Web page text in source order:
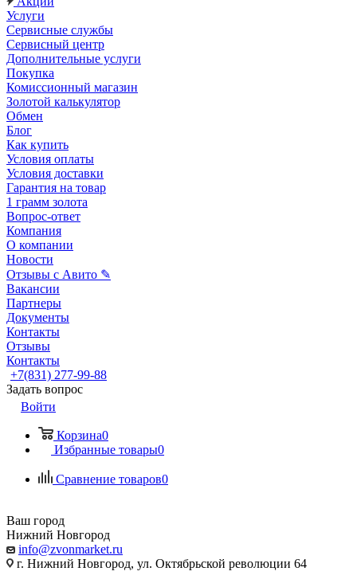
Услуги
Сервисные службы
Сервисный центр
Дополнительные услуги
Покупка
Комиссионный магазин
Золотой калькулятор
Обмен
Блог
Как купить
Условия оплаты
Условия доставки
Гарантия на товар
1 грамм золота
Вопрос-ответ
Компания
О компании
Новости
Отзывы с Авито ✎
Вакансии
Партнеры
Документы
Контакты
Отзывы
Контакты
+7(831) 277-99-88
Задать вопрос
Войти
Корзина0
Избранные товары0
Сравнение товаров0
Ваш город
Нижний Новгород
info@zvonmarket.ru
г. Нижний Новгород, ул. Октябрьской революции 64